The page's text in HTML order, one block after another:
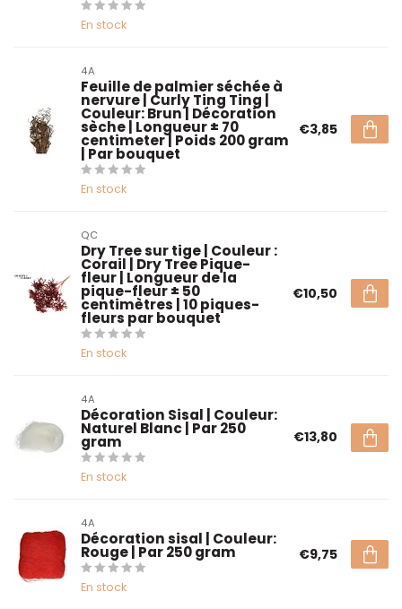
En stock
4A
Feuille de palmier séchée à
nervure | Curly Ting Ting |
Couleur: Brun | Décoration
sèche | Longueur ± 70
centimeter | Poids 200 gram
| Par bouquet
En stock
€3,85
QC
Dry Tree sur tige | Couleur :
Corail | Dry Tree Pique-
fleur | Longueur de la
pique-fleur ± 50
centimètres | 10 piques-
fleurs par bouquet
En stock
€10,50
4A
Décoration Sisal | Couleur:
Naturel Blanc | Par 250
gram
En stock
€13,80
4A
Décoration sisal | Couleur:
Rouge | Par 250 gram
En stock
€9,75